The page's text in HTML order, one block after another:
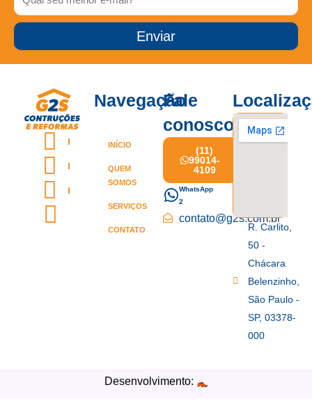
mail
Enviar
Navegação
INÍCIO
QUEM
SOMOS
SERVIÇOS
CONTATO
Fale
conosco
(11)
99014-
4109
WhatsApp
2
contato@g2s.com.br
R. Carlito,
50 -
Chácara
Belenzinho,
São Paulo -
SP, 03378-
000
Desenvolvimento: